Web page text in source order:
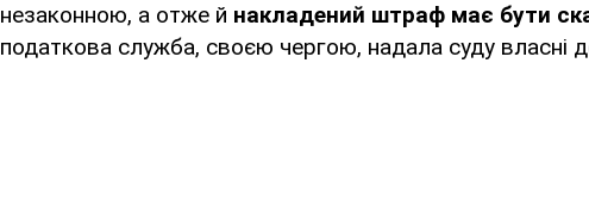
незаконною, а отже й накладений штраф має бути
податкова служба, своєю чергою, надала суду власні